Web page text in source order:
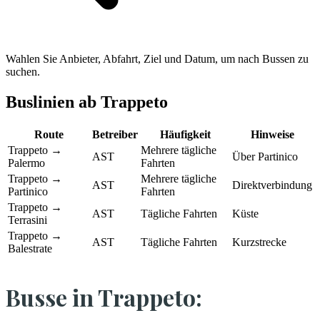
Wahlen Sie Anbieter, Abfahrt, Ziel und Datum, um nach Bussen zu
suchen.
Buslinien ab Trappeto
Route Betreiber Häufigkeit
Hinweise
Trappeto →
Palermo
AST
Mehrere tägliche
Fahrten
Über Partinico
Trappeto →
Partinico
AST
Mehrere tägliche
Fahrten
Direktverbindung
Trappeto →
Terrasini
AST Tägliche Fahrten
Küste
Trappeto →
Balestrate
AST Tägliche Fahrten Kurzstrecke
Busse in Trappeto: